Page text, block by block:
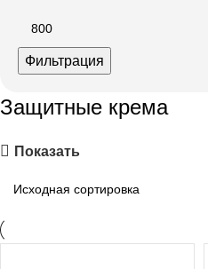
Фильтрация
Защитные крема
Показать